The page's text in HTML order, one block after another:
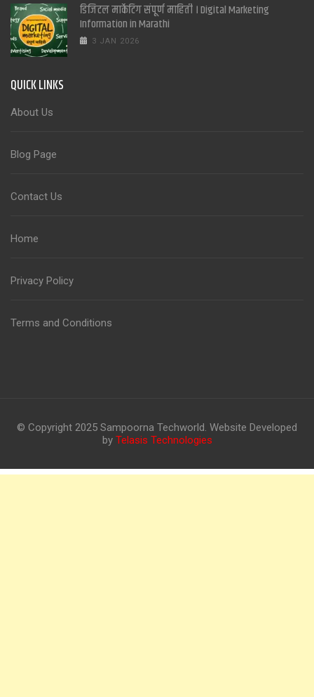
डिजिटल मार्केटिंग संपूर्ण माहिती । Digital Marketing
Information in Marathi
3 JAN 2026
QUICK LINKS
About Us
Blog Page
Contact Us
Home
Privacy Policy
Terms and Conditions
© Copyright 2025 Sampoorna Techworld. Website Developed
by Telasis Technologies